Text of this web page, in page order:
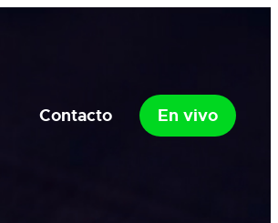
Contacto En vivo